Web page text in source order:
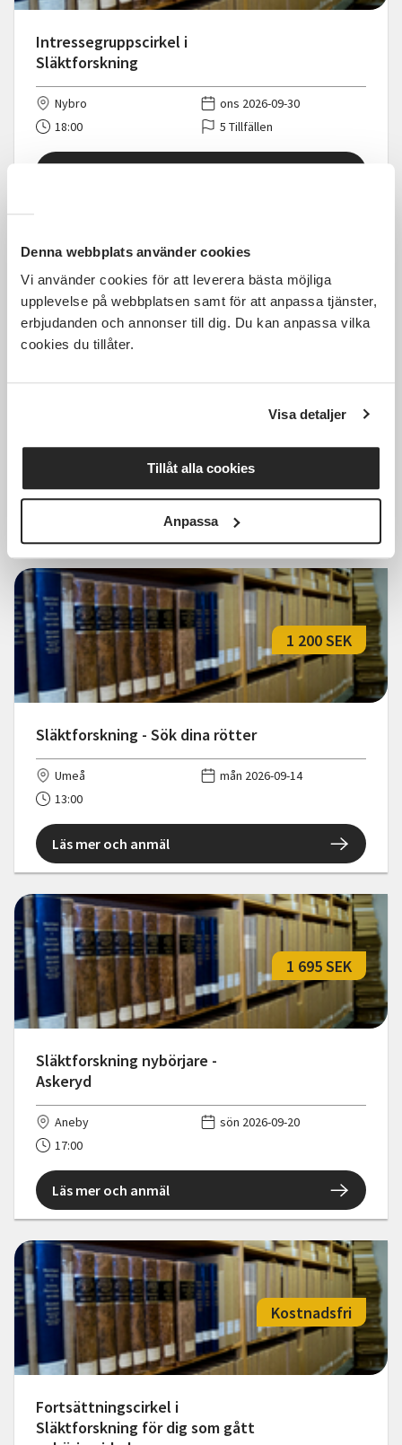
Denna webbplats använder cookies
Vi använder cookies för att leverera bästa möjliga
upplevelse på webbplatsen samt för att anpassa tjänster,
erbjudanden och annonser till dig. Du kan anpassa vilka
cookies du tillåter.
Visa detaljer
Tillåt alla cookies
Anpassa
Intressegruppscirkel i
Släktforskning
Nybro
ons 2026-09-30
18:00
5 Tillfällen
Släktforskning
895 SEK
Dals Långed
tors 2026-10-08
6 Tillfällen
Läs mer och anmäl
Släktforskning - Sök dina rötter
1 200 SEK
Umeå
mån 2026-09-14
13:00
Läs mer och anmäl
Släktforskning nybörjare -
Askeryd
1 695 SEK
Aneby
sön 2026-09-20
17:00
Läs mer och anmäl
Fortsättningscirkel i
Släktforskning för dig som gått
Kostnadsfri